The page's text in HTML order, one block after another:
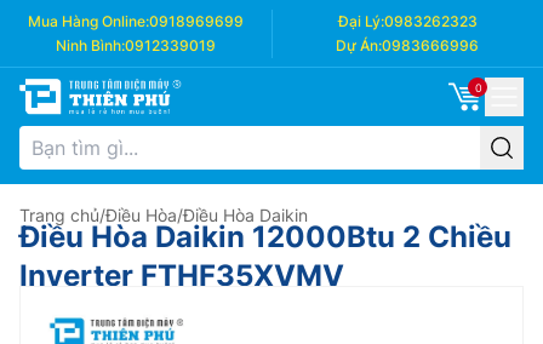
Mua Hàng Online:0918969699 Đại Lý:0983262323
Ninh Bình:0912339019 Dự Án:0983666996
0
Trang chủ/Điều Hòa/Điều Hòa Daikin
Điều Hòa Daikin 12000Btu 2 Chiều
Inverter FTHF35XVMV